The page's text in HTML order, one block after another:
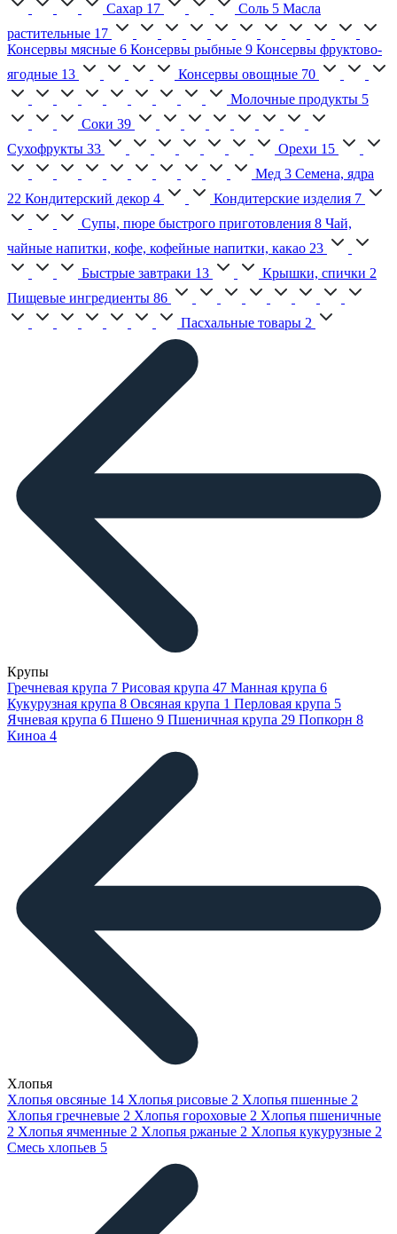
Сахар 17 Соль 5 Масла
растительные 17
Консервы мясные 6 Консервы рыбные 9 Консервы фруктово-
ягодные 13 Консервы овощные 70
Молочные продукты 5
Соки 39
Сухофрукты 33 Орехи 15
Мед 3 Семена, ядра
22 Кондитерский декор 4 Кондитерские изделия 7
Супы, пюре быстрого приготовления 8 Чай,
чайные напитки, кофе, кофейные напитки, какао 23
Быстрые завтраки 13 Крышки, спички 2
Пищевые ингредиенты 86
Пасхальные товары 2
Крупы
Гречневая крупа 7 Рисовая крупа 47 Манная крупа 6
Кукурузная крупа 8 Овсяная крупа 1 Перловая крупа 5
Ячневая крупа 6 Пшено 9 Пшеничная крупа 29 Попкорн 8
Киноа 4
Хлопья
Хлопья овсяные 14 Хлопья рисовые 2 Хлопья пшенные 2
Хлопья гречневые 2 Хлопья гороховые 2 Хлопья пшеничные
2 Хлопья ячменные 2 Хлопья ржаные 2 Хлопья кукурузные 2
Смесь хлопьев 5